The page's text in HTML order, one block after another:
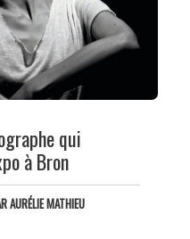
qui
à Bron
AURÉLIE MATHIEU